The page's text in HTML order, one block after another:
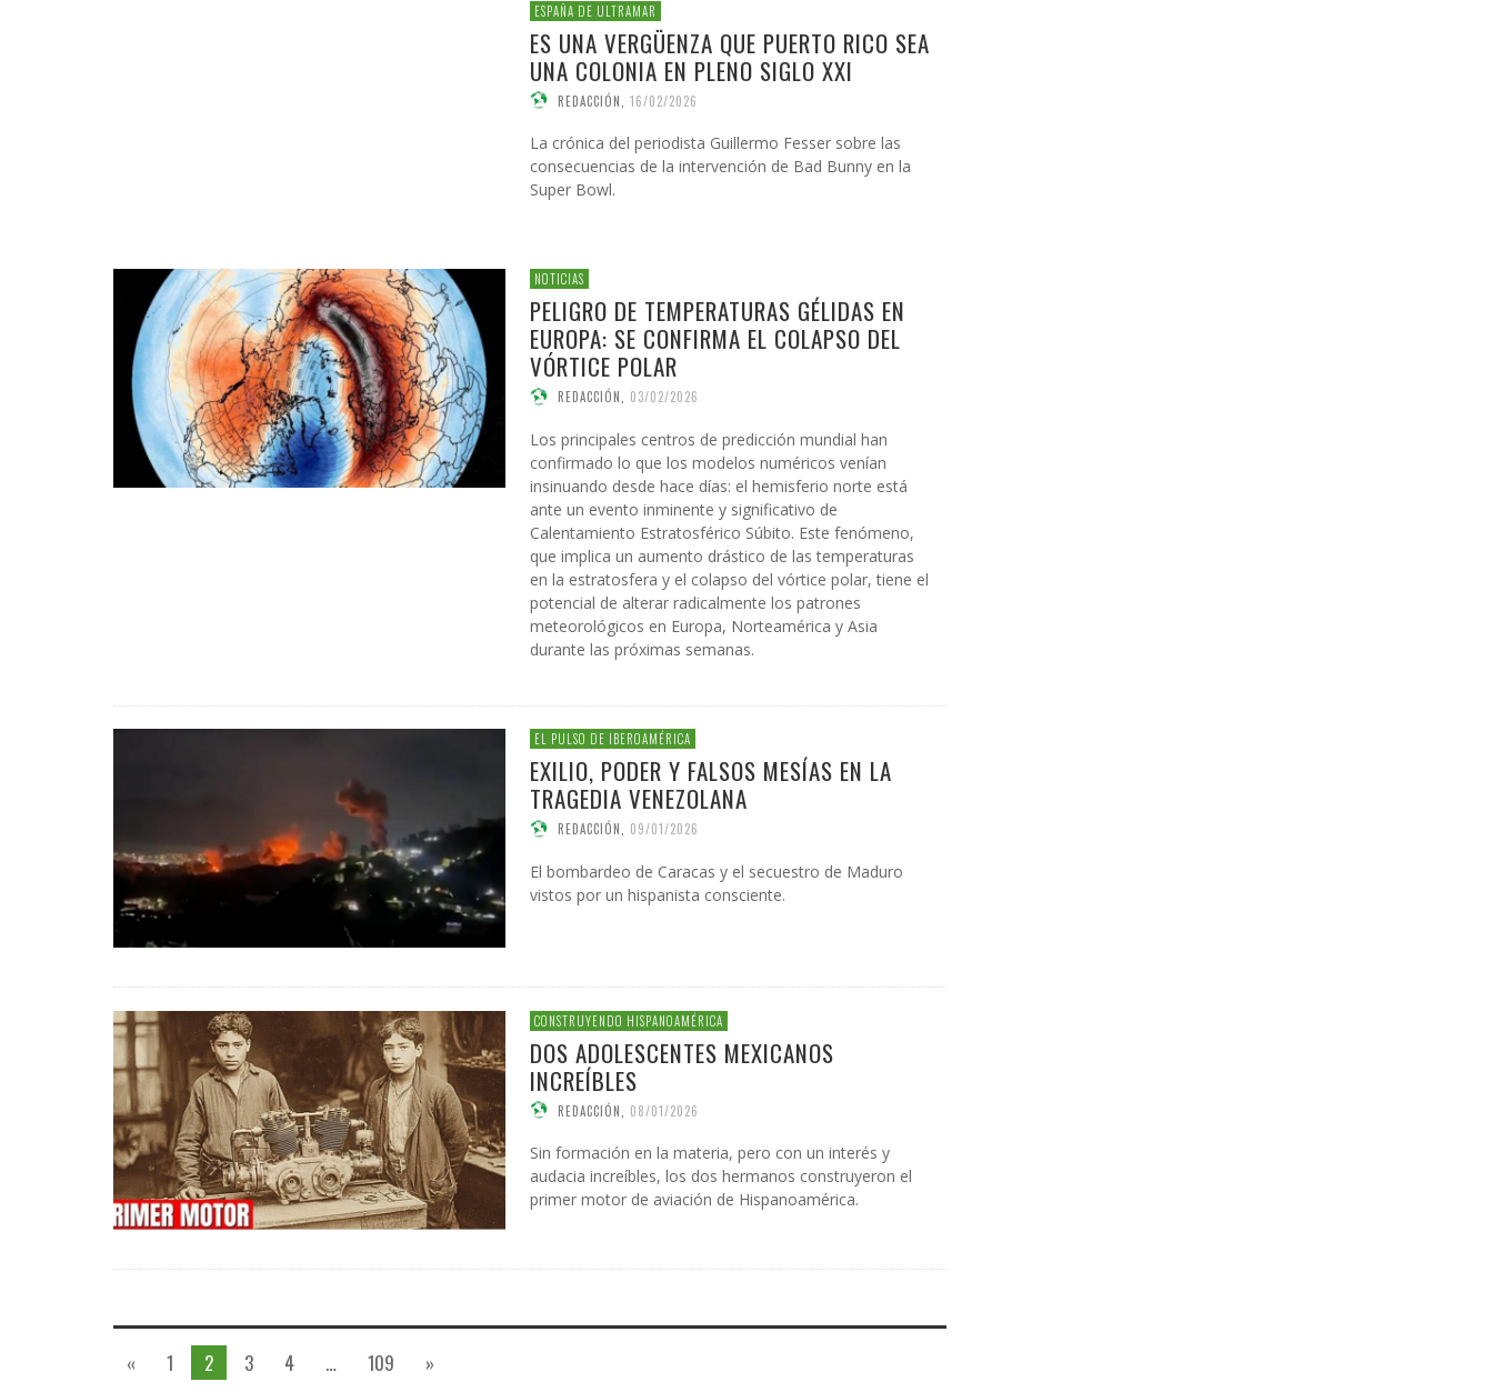
ESPAÑA DE ULTRAMAR
ES UNA VERGÜENZA QUE PUERTO RICO SEA
UNA COLONIA EN PLENO SIGLO XXI
REDACCIÓN 16/02/2026
La crónica del periodista Guillermo Fesser sobre las
consecuencias de la intervención de Bad Bunny en la
Super Bowl.
NOTICIAS
PELIGRO DE TEMPERATURAS GÉLIDAS EN
EUROPA: SE CONFIRMA EL COLAPSO DEL
VÓRTICE POLAR
REDACCIÓN 03/02/2026
Los principales centros de predicción mundial han
confirmado lo que los modelos numéricos venían
insinuando desde hace días: el hemisferio norte está
ante un evento inminente y significativo de
Calentamiento Estratosférico Súbito. Este fenómeno,
que implica un aumento drástico de las temperaturas
en la estratosfera y el colapso del vórtice polar, tiene el
potencial de alterar radicalmente los patrones
meteorológicos en Europa, Norteamérica y Asia
durante las próximas semanas.
EL PULSO DE IBEROAMÉRICA
EXILIO, PODER Y FALSOS MESÍAS EN LA
TRAGEDIA VENEZOLANA
REDACCIÓN 09/01/2026
El bombardeo de Caracas y el secuestro de Maduro
vistos por un hispanista consciente.
CONSTRUYENDO HISPANOAMÉRICA
DOS ADOLESCENTES MEXICANOS
INCREÍBLES
REDACCIÓN 08/01/2026
Sin formación en la materia, pero con un interés y
audacia increíbles, los dos hermanos construyeron el
primer motor de aviación de Hispanoamérica.
« 1 2 3 4 … 109 »